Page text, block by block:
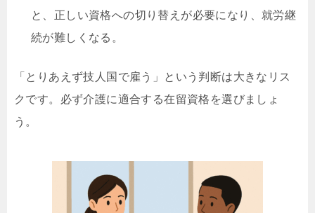
と、正しい資格への切り替えが必要になり、就労継
続が難しくなる。
「とりあえず技人国で雇う」という判断は大きなリス
クです。必ず介護に適合する在留資格を選びましょ
う。